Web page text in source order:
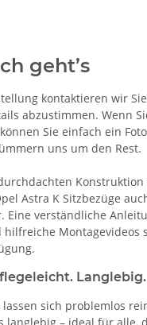
geht’s
kontaktieren wir
abzustimmen. Wenn
Sie einfach ein
uns um den Rest.
Konstruktion
Astra K Sitzbezüge
Eine verständliche
Montagevideos
Langlebig.
lassen sich problemlos